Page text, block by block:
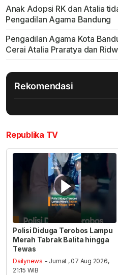
Anak Adopsi RK dan Atalia
Pengadilan Agama Bandung
Pengadilan Agama Kota
Cerai Atalia Praratya dan
Rekomendasi
Republika TV
Polisi Diduga Terobos Lampu
Merah Tabrak Balita hingga
Tewas
Dailynews - Jumat , 07 Aug 2026,
21:15 WIB